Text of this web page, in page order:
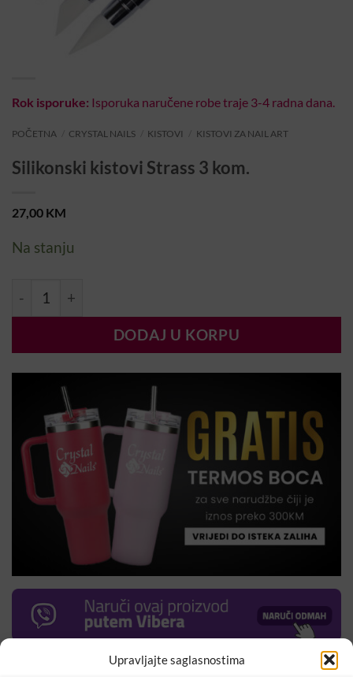
Upravljajte saglasnostima
Rok isporuke: Isporuka naručene robe traje 3-4 radna dana.
POČETNA CRYSTAL NAILS KISTOVI KISTOVI ZA NAIL ART
Silikonski kistovi Strass 3 kom.
27,00 KM
Na stanju
Silikonski kistovi Strass 3 kom. količina
DODAJ U KORPU
Set silikonskih kistova za izradu čipke ili za nanošenja mirror